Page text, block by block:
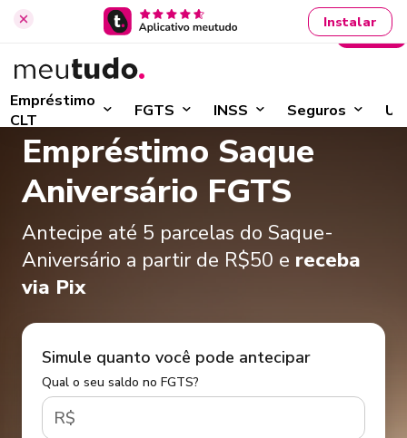
Instalar
Empréstimo
CLT
FGTS INSS Seguros
Entrar
Empréstimo Saque
Aniversário FGTS
Antecipe até 5 parcelas do Saque-
Aniversário a partir de R$50 e receba
via Pix
Simule quanto você pode antecipar
Qual o seu saldo no FGTS?
R$